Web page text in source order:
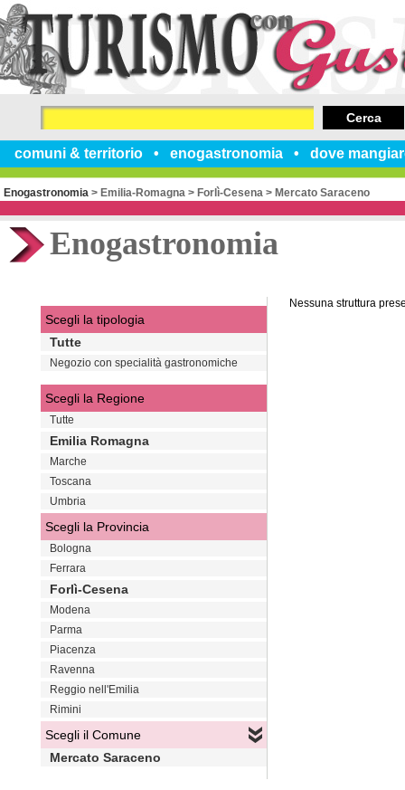
comuni & territorio enogastronomia dove
Cerca
Enogastronomia > Emilia-Romagna > Forlì-Cesena > Mercato Saraceno
Enogastronomia
Nessuna struttura
Scegli la tipologia
Tutte
Negozio con specialità gastronomiche
Scegli la Regione
Tutte
Emilia Romagna
Marche
Toscana
Umbria
Scegli la Provincia
Bologna
Ferrara
Forlì-Cesena
Modena
Parma
Piacenza
Ravenna
Reggio nell'Emilia
Rimini
Scegli il Comune
Mercato Saraceno